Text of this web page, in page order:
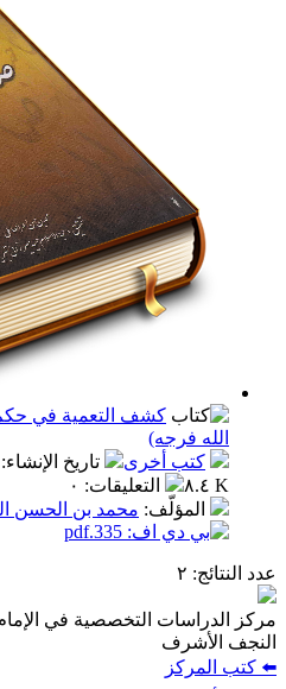
كشف التعمية في حكم تسمية
أخرى
تاريخ الإنشاء :٢٠١٦/٠٩/٠٧
التعليقات:٠
محمد بن الحسن الحرّ العاملي
التخصصية في الإمام المهدي